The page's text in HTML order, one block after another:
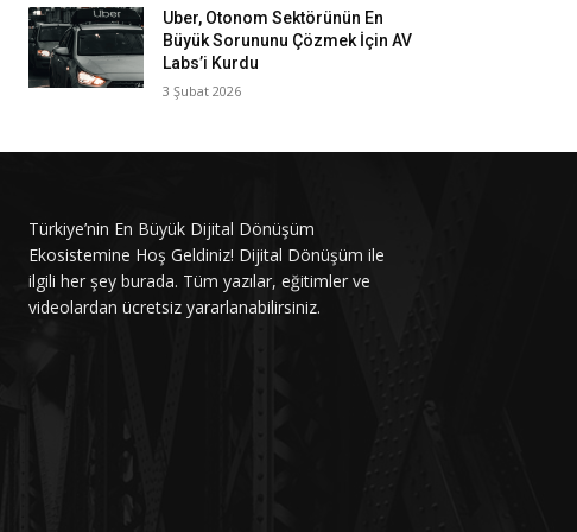
Uber, Otonom Sektörünün En
Büyük Sorununu Çözmek İçin AV
Labs’i Kurdu
3 Şubat 2026
Türkiye’nin En Büyük Dijital Dönüşüm
Ekosistemine Hoş Geldiniz! Dijital Dönüşüm ile
ilgili her şey burada. Tüm yazılar, eğitimler ve
videolardan ücretsiz yararlanabilirsiniz.